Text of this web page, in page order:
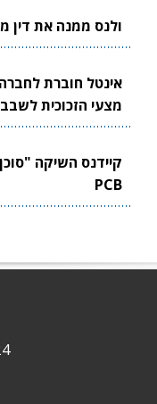
ולנס ממנה את דין
אינטל חוברת
מצעי הזכוכית
קיידנס השיקה
PCB